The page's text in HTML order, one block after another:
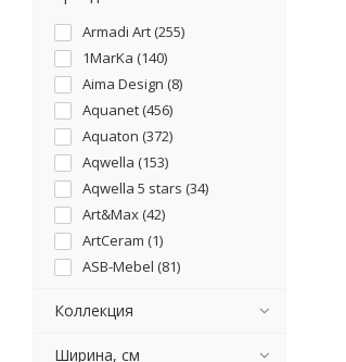
Armadi Art (255)
1MarKa (140)
Aima Design (8)
Aquanet (456)
Aquaton (372)
Aqwella (153)
Aqwella 5 stars (34)
Art&Max (42)
ArtCeram (1)
ASB-Mebel (81)
BelBagno (
Коллекция
Ширина, см